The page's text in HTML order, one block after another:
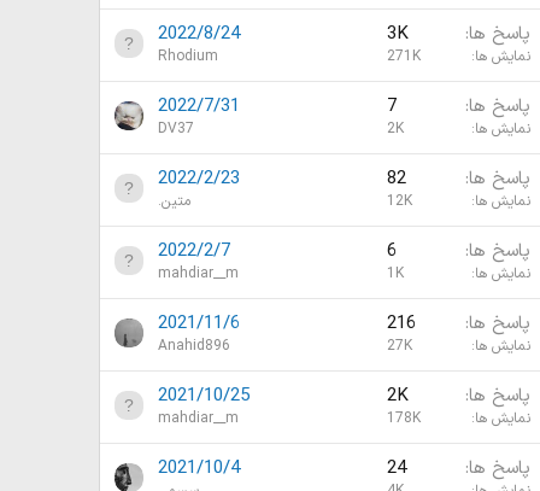
پاسخ ها 3K
نمایش ها 271K
2022/8/24
Rhodium
پاسخ ها 7
نمایش ها 2K
2022/7/31
DV37
پاسخ ها 82
نمایش ها 12K
2022/2/23
متین.
پاسخ ها 6
نمایش ها 1K
2022/2/7
mahdiar__m
پاسخ ها 216
نمایش ها 27K
2021/11/6
Anahid896
پاسخ ها 2K
نمایش ها 178K
2021/10/25
mahdiar__m
پاسخ ها 24
2021/10/4